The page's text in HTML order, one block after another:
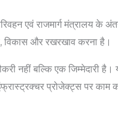
एवं राजमार्ग मंत्रालय के
विकास और रखरखाव करना है।
नहीं बल्कि एक जिम्मेदारी है।
प्रोजेक्ट्स पर काम